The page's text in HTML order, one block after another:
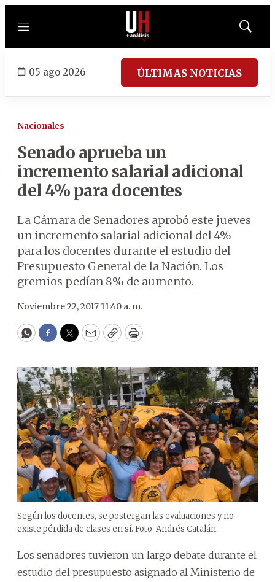
Menú
Mostrar
05 ago 2026 ÚLTIMAS NOTICIAS
Nacionales
Senado aprueba un
incremento salarial adicional
del 4% para docentes
La Cámara de Senadores aprobó este jueves
un incremento salarial adicional del 4%
para los docentes durante el estudio del
Presupuesto General de la Nación. Los
gremios pedían 8% de aumento.
Noviembre 22, 2017 11:40 a. m.
WhatsApp
Facebook
Twitter
EmailCopyPrint
Según los docentes, se postergan las evaluaciones y no
existe pérdida de clases en sí. Foto: Andrés Catalán.
Los senadores tuvieron un largo debate durante el
estudio del presupuesto asignado al Ministerio de